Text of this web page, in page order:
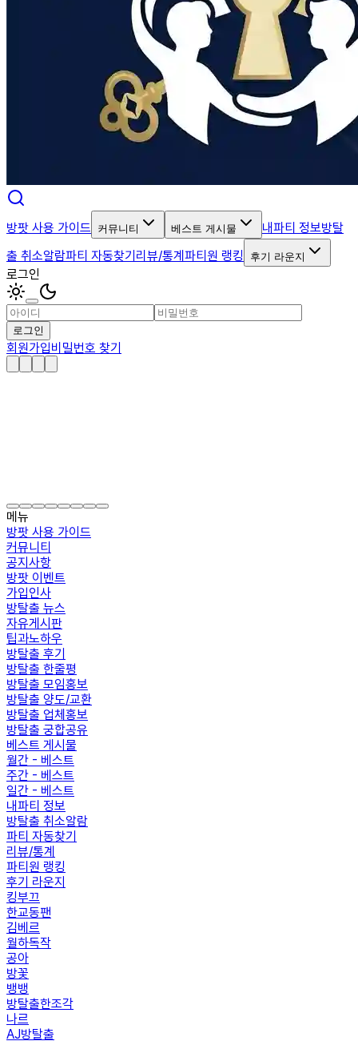
방팟 사용 가이드 커뮤니티 베스트 게시물 내파티 정보방탈
출 취소알람파티 자동찾기리뷰/통계파티원 랭킹 후기 라운지
로그인
로그인
회원가입비밀번호 찾기
메뉴
방팟 사용 가이드
커뮤니티
공지사항
방팟 이벤트
가입인사
방탈출 뉴스
자유게시판
팁과노하우
방탈출 후기
방탈출 한줄평
방탈출 모임홍보
방탈출 양도/교환
방탈출 업체홍보
방탈출 궁합공유
베스트 게시물
월간 - 베스트
주간 - 베스트
일간 - 베스트
내파티 정보
방탈출 취소알람
파티 자동찾기
리뷰/통계
파티원 랭킹
후기 라운지
킹부끄
한교동팬
김베르
월하독작
공아
방꽃
뱅뱅
방탈출한조각
나르
AJ방탈출